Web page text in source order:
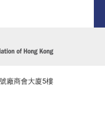
廠商會大廈5樓